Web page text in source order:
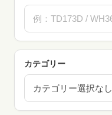
カテゴリー
カテゴリー選択なし